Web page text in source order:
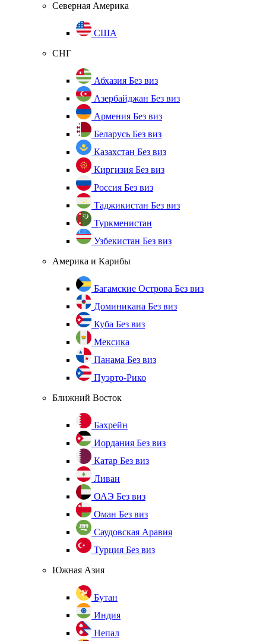
Северная Америка
США
СНГ
Абхазия Без виз
Азербайджан Без виз
Армения Без виз
Беларусь Без виз
Казахстан Без виз
Киргизия Без виз
Россия Без виз
Таджикистан Без виз
Туркменистан
Узбекистан Без виз
Америка и Карибы
Багамские Острова Без виз
Доминикана Без виз
Куба Без виз
Мексика
Панама Без виз
Пуэрто-Рико
Ближний Восток
Бахрейн
Иордания Без виз
Катар Без виз
Ливан
ОАЭ Без виз
Оман Без виз
Саудовская Аравия
Турция Без виз
Южная Азия
Бутан
Индия
Непал